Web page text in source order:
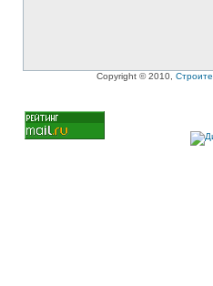
Copyright © 2010,